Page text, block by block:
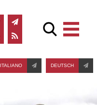
ITALIANO DEUTSCH